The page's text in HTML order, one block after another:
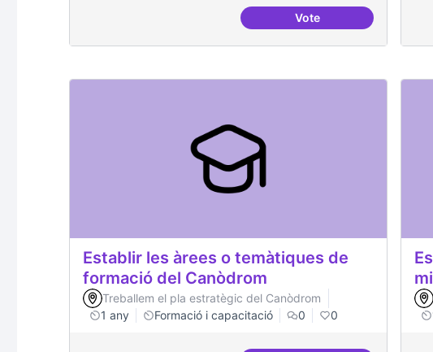
VotePilot guifinet nivell
Establir les àrees o temàtiques de
formació del Canòdrom
Treballem el pla estratègic del Canòdrom
1 any
Formació i capacitació 0 0